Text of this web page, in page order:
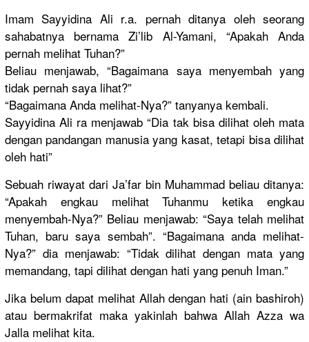
Imam Sayyidina Ali r.a. pernah ditanya oleh seorang
sahabatnya bernama Zi’lib Al-Yamani, “Apakah Anda
pernah melihat Tuhan?”
Beliau menjawab, “Bagaimana saya menyembah yang
tidak pernah saya lihat?”
“Bagaimana Anda melihat-Nya?” tanyanya kembali.
Sayyidina Ali ra menjawab “Dia tak bisa dilihat oleh mata
dengan pandangan manusia yang kasat, tetapi bisa dilihat
oleh hati”
Sebuah riwayat dari Ja’far bin Muhammad beliau ditanya:
“Apakah engkau melihat Tuhanmu ketika engkau
menyembah-Nya?” Beliau menjawab: “Saya telah melihat
Tuhan, baru saya sembah”. “Bagaimanaanda melihat-
Nya?” dia menjawab: “Tidak dilihat dengan mata yang
memandang, tapi dilihat dengan hati yang penuh Iman.”
Jika belum dapat melihat Allah dengan hati (ain bashiroh)
atau bermakrifat maka yakinlah bahwa Allah Azza wa
Jalla melihat kita.